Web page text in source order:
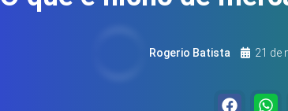
Rogerio Batista 21 de